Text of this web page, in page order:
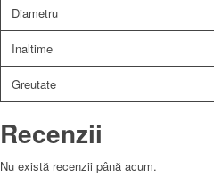
Diametru
Inaltime
Greutate
Recenzii
Nu există recenzii până acum.